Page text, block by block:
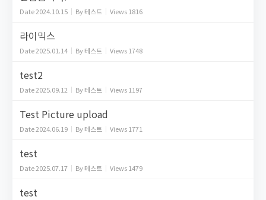
Date2024.10.15 By테스트 Views1816
라이믹스
Date2025.01.14 By테스트 Views1748
test2
Date2025.09.12 By테스트 Views1197
Test Picture upload
Date2024.06.19 By테스트 Views1771
test
Date2025.07.17 By테스트 Views1479
test